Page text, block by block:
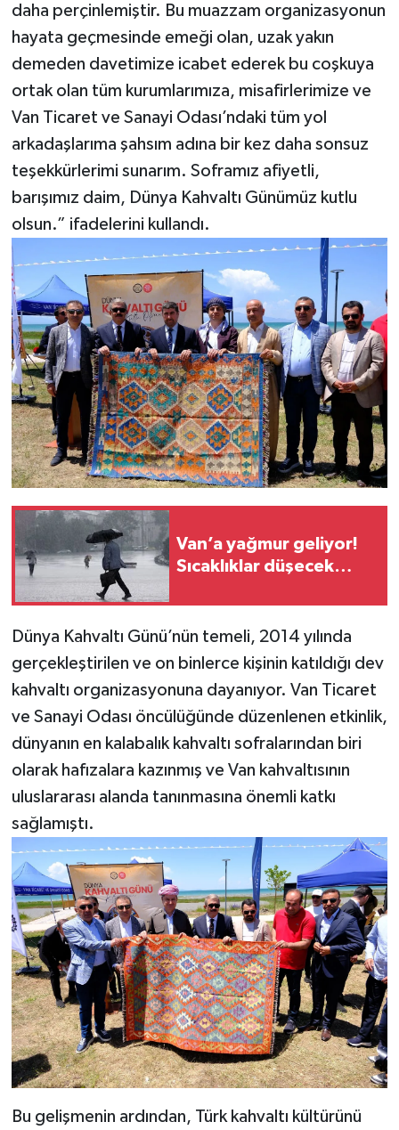
daha perçinlemiştir. Bu muazzam organizasyonun
hayata geçmesinde emeği olan, uzak yakın
demeden davetimize icabet ederek bu coşkuya
ortak olan tüm kurumlarımıza, misafirlerimize ve
Van Ticaret ve Sanayi Odası’ndaki tüm yol
arkadaşlarıma şahsım adına bir kez daha sonsuz
teşekkürlerimi sunarım. Soframız afiyetli,
barışımız daim, Dünya Kahvaltı Günümüz kutlu
olsun.” ifadelerini kullandı.
Van’a yağmur geliyor!
Sıcaklıklar düşecek…
Dünya Kahvaltı Günü’nün temeli, 2014 yılında
gerçekleştirilen ve on binlerce kişinin katıldığı dev
kahvaltı organizasyonuna dayanıyor. Van Ticaret
ve Sanayi Odası öncülüğünde düzenlenen etkinlik,
dünyanın en kalabalık kahvaltı sofralarından biri
olarak hafızalara kazınmış ve Van kahvaltısının
uluslararası alanda tanınmasına önemli katkı
sağlamıştı.
Bu gelişmenin ardından, Türk kahvaltı kültürünü